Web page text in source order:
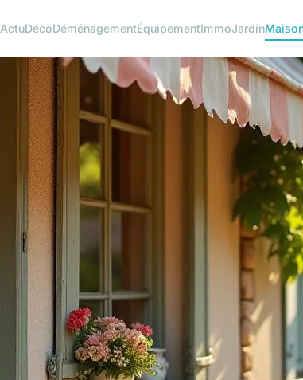
ActuDécoDéménagementÉquipementImmoJardin